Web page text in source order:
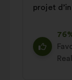
projet